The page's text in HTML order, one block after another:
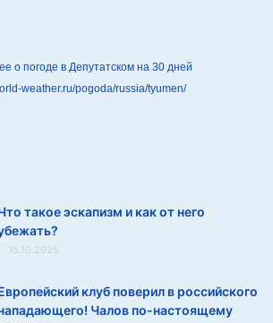
о погоде в Депутатском на 30 дней
weather.ru/pogoda/russia/tyumen/
такое эскапизм и как от него
15.10.2025
клуб поверил в российского
Чалов по-настоящему